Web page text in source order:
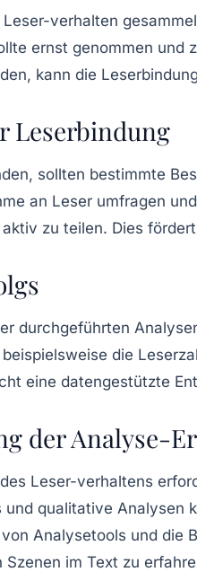
verhalten
ernst genommen
kann die
Leserbindung
sollten bestimmte
an Leser umfragen
zu teilen. Dies
durchgeführten
die
eine datengestützte
der Analyse-
Leser-verhaltens
und qualitative Analysen
Analysetools und
Szenen im Text zu